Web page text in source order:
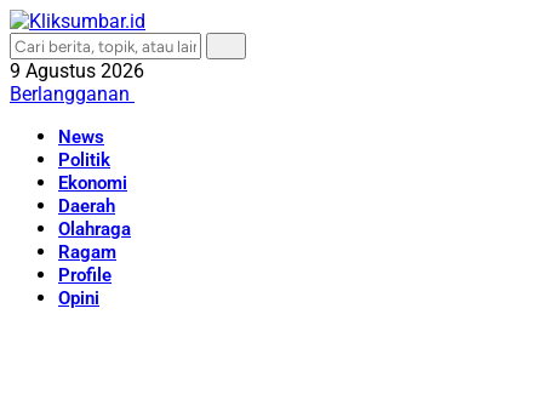
9 Agustus 2026
Berlangganan
News
Politik
Ekonomi
Daerah
Olahraga
Ragam
Profile
Opini